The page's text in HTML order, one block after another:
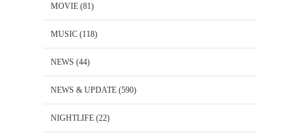
MOVIE (81)
MUSIC (118)
NEWS (44)
NEWS & UPDATE (590)
NIGHTLIFE (22)